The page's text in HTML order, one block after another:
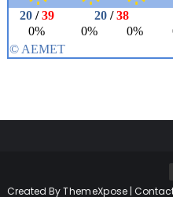
Created ByThemeXpose |